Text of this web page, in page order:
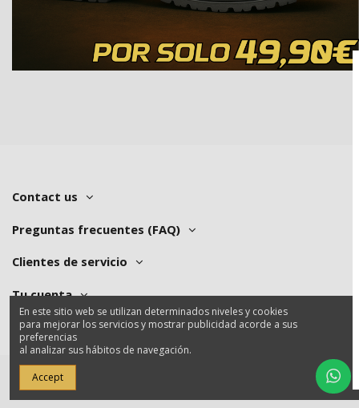
Contact us
Preguntas frecuentes (FAQ)
Clientes de servicio
Tu cuenta
En este sitio web se utilizan determinados niveles y cookies
para mejorar los servicios y mostrar publicidad acorde a sus
preferencias
al analizar sus hábitos de navegación.
Accept